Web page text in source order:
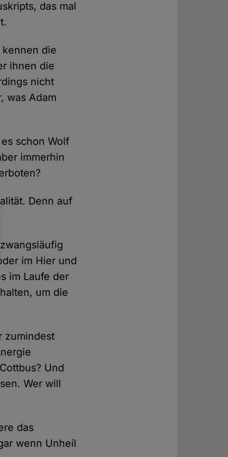
das mal
kennen die
ihnen die
nicht
was Adam
schon Wolf
immerhin
Denn auf
im Hier und
im Laufe der
um die
zumindest
Und
Wer will
das
wenn Unheil